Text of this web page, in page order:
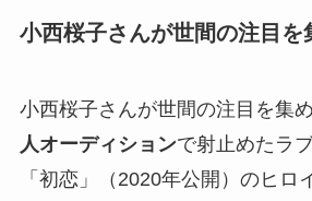
小西桜子さんが世間の注目を
小西桜子さんが世間の注目を集め
人オーディションで射止めたラ
「初恋」（2020年公開）のヒロ